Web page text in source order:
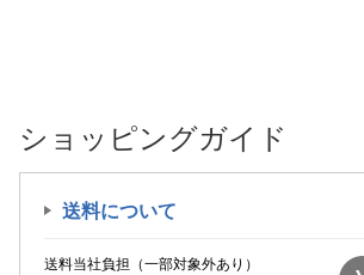
ショッピングガイド
送料について
送料当社負担（一部対象外あり）